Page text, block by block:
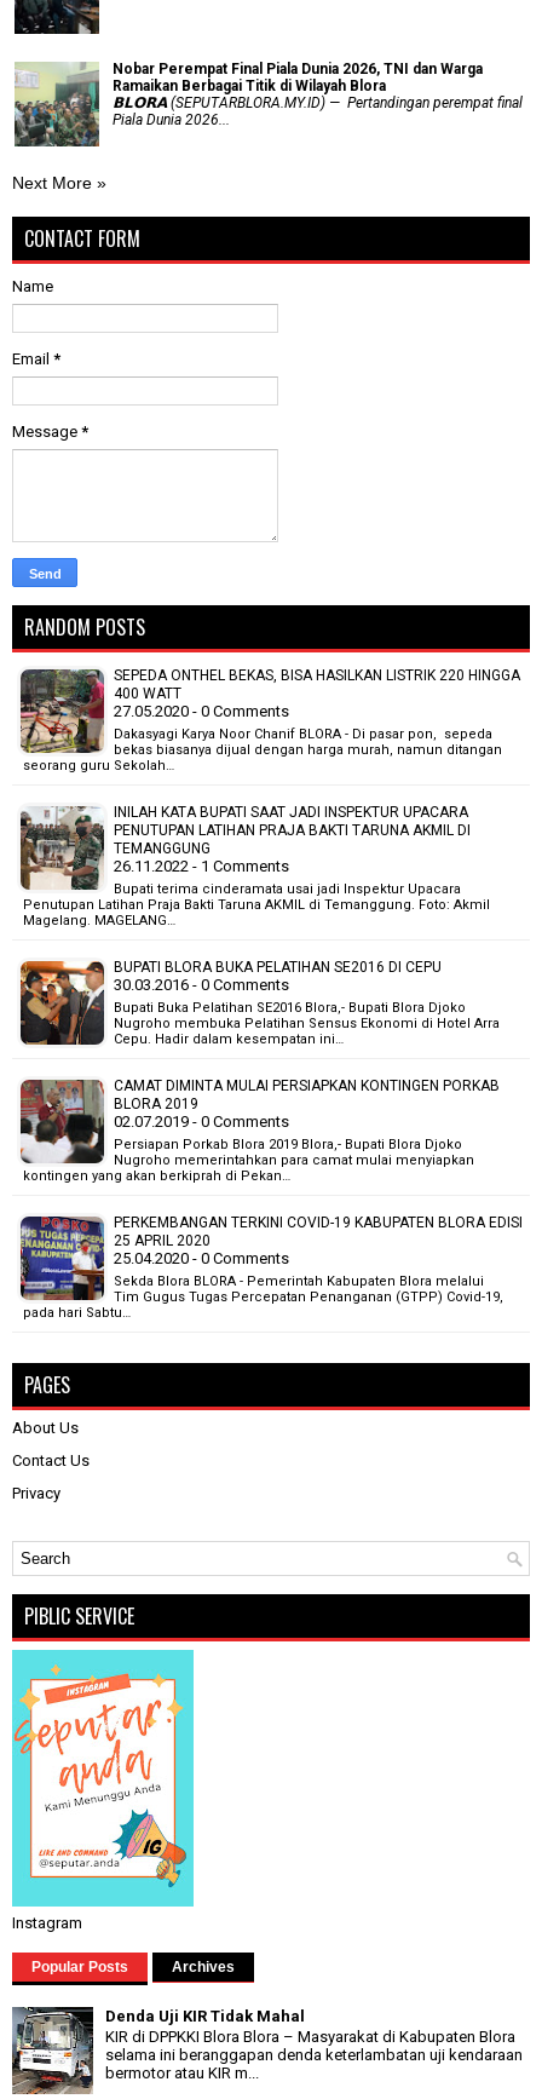
Nobar Perempat Final Piala Dunia 2026, TNI dan Warga
Ramaikan Berbagai Titik di Wilayah Blora
𝗕𝗟𝗢𝗥𝗔 (SEPUTARBLORA.MY.ID) — Pertandingan perempat final
Piala Dunia 2026...
Next More »
CONTACT FORM
Name
Email *
Message *
RANDOM POSTS
SEPEDA ONTHEL BEKAS, BISA HASILKAN LISTRIK 220 HINGGA
400 WATT
27.05.2020 - 0 Comments
Dakasyagi Karya Noor Chanif BLORA - Di pasar pon, sepeda
bekas biasanya dijual dengan harga murah, namun ditangan
seorang guru Sekolah…
INILAH KATA BUPATI SAAT JADI INSPEKTUR UPACARA
PENUTUPAN LATIHAN PRAJA BAKTI TARUNA AKMIL DI
TEMANGGUNG
26.11.2022 - 1 Comments
Bupati terima cinderamata usai jadi Inspektur Upacara
Penutupan Latihan Praja Bakti Taruna AKMIL di Temanggung. Foto: Akmil
Magelang. MAGELANG…
BUPATI BLORA BUKA PELATIHAN SE2016 DI CEPU
30.03.2016 - 0 Comments
Bupati Buka Pelatihan SE2016 Blora,- Bupati Blora Djoko
Nugroho membuka Pelatihan Sensus Ekonomi di Hotel Arra
Cepu. Hadir dalam kesempatan ini…
CAMAT DIMINTA MULAI PERSIAPKAN KONTINGEN PORKAB
BLORA 2019
02.07.2019 - 0 Comments
Persiapan Porkab Blora 2019 Blora,- Bupati Blora Djoko
Nugroho memerintahkan para camat mulai menyiapkan
kontingen yang akan berkiprah di Pekan…
PERKEMBANGAN TERKINI COVID-19 KABUPATEN BLORA EDISI
25 APRIL 2020
25.04.2020 - 0 Comments
Sekda Blora BLORA - Pemerintah Kabupaten Blora melalui
Tim Gugus Tugas Percepatan Penanganan (GTPP) Covid-19,
pada hari Sabtu…
PAGES
About Us
Contact Us
Privacy
PIBLIC SERVICE
Instagram
Popular Posts Archives
Denda Uji KIR Tidak Mahal
KIR di DPPKKI Blora Blora – Masyarakat di Kabupaten Blora
selama ini beranggapan denda keterlambatan uji kendaraan
bermotor atau KIR m...